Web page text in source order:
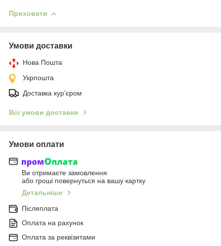
Приховати
Умови доставки
Нова Пошта
Укрпошта
Доставка кур'єром
Всі умови доставки
Умови оплати
Ви отримаєте замовлення
або гроші повернуться на вашу картку
Детальніше
Післяплата
Оплата на рахунок
Оплата за реквізитами